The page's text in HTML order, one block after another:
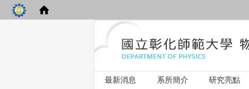
最新消息 系所簡介 研究亮點